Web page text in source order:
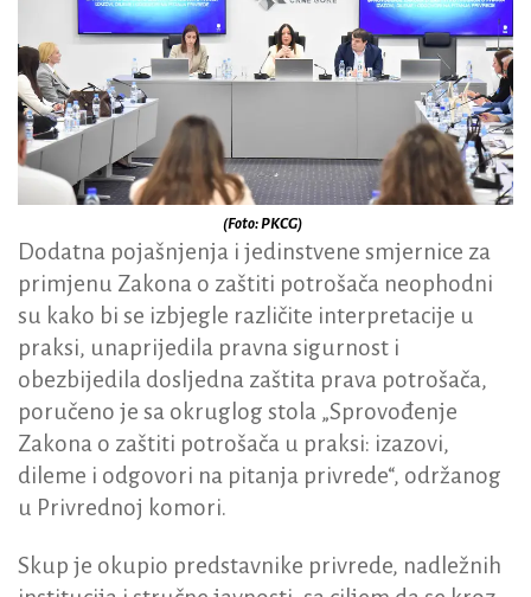
(Foto: PKCG)
Dodatna pojašnjenja i jedinstvene smjernice za
primjenu Zakona o zaštiti potrošača neophodni
su kako bi se izbjegle različite interpretacije u
praksi, unaprijedila pravna sigurnost i
obezbijedila dosljedna zaštita prava potrošača,
poručeno je sa okruglog stola „Sprovođenje
Zakona o zaštiti potrošača u praksi: izazovi,
dileme i odgovori na pitanja privrede“, održanog
u Privrednoj komori.
Skup je okupio predstavnike privrede, nadležnih